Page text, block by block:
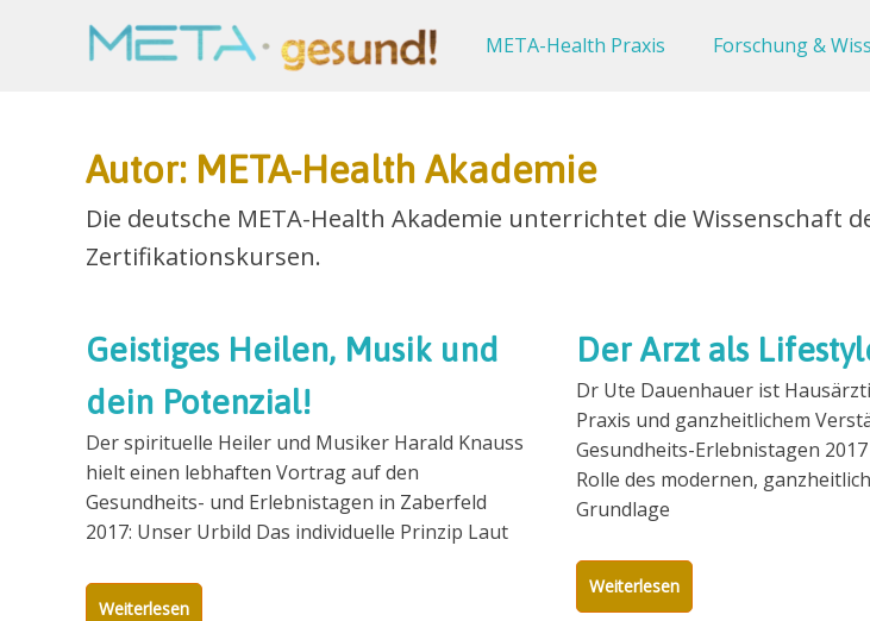
META-
META-Health Praxis Forschung &
Autor: META-Health Akademie
Die deutsche META-Health Akademie unterrichtet die Wissenschaft
Zertifikationskursen.
Geistiges Heilen, Musik und
dein Potenzial!
Der spirituelle Heiler und Musiker Harald Knauss
hielt einen lebhaften Vortrag auf den
Gesundheits- und Erlebnistagen in Zaberfeld
2017: Unser Urbild Das individuelle Prinzip Laut
Weiterlesen
Der Arzt als
Dr Ute Dauenhauer ist
Praxis und ganzheitlichem
Gesundheits-Erlebnistagen
Rolle des modernen,
Grundlage
Weiterlesen